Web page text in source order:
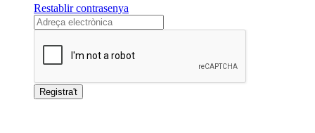
Restablir contrasenya